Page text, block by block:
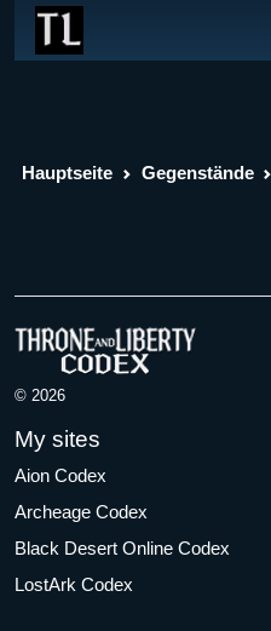
Hauptseite Gegenstände
© 2026
My sites
Aion Codex
Archeage Codex
Black Desert Online Codex
LostArk Codex